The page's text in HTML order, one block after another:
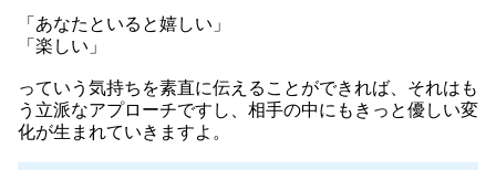
「あなたといると嬉しい」
「楽しい」
っていう気持ちを素直に伝えることができれば、それはも
う立派なアプローチですし、相手の中にもきっと優しい変
化が生まれていきますよ。